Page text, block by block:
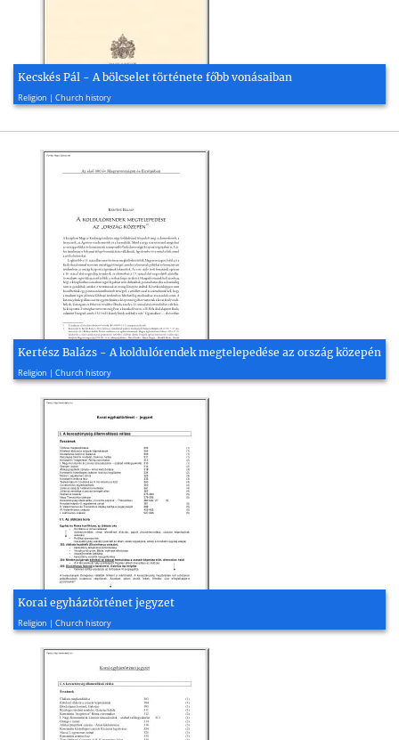
Kecskés Pál - A bölcselet története főbb vonásaiban
Religion | Church history
Kertész Balázs - A koldulórendek megtelepedése az ország közepén
Religion | Church history
Korai egyháztörténet jegyzet
Religion | Church history